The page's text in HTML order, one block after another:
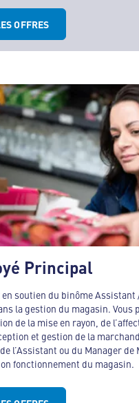
OFFRES
Principal
en soutien du binôme Assistant
la gestion du magasin. Vous
de la mise en rayon, de
et gestion de la
l’Assistant ou du Manager de
fonctionnement du magasin.